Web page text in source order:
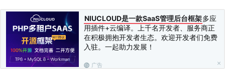
NIUCLOUD是一款SaaS管理后台框架多应
用插件+云编译。上千名开发者、服务商正
在积极拥抱开发者生态。欢迎开发者们免费
入驻。一起助力发展！
广告